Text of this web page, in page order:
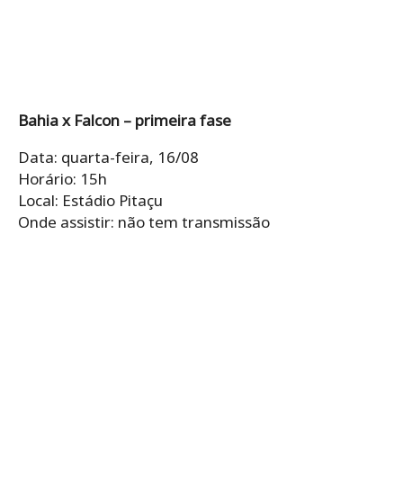
Bahia x Falcon – primeira fase
Data: quarta-feira, 16/08
Horário: 15h
Local: Estádio Pitaçu
Onde assistir: não tem transmissão